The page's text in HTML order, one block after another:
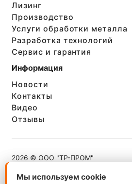
Лизинг
Производство
Услуги обработки металла
Разработка технологий
Сервис и гарантия
Информация
Новости
Контакты
Видео
Отзывы
2026 © ООО "ТР-ПРОМ"
ИНН 5260402624
Мы используем cookie
Мы используем cookie